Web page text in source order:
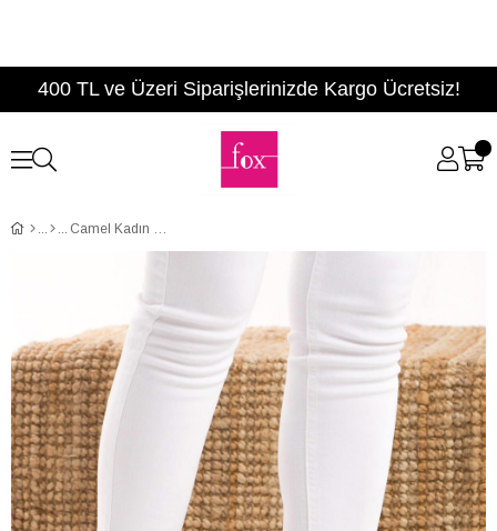
400 TL ve Üzeri Siparişlerinizde Kargo Ücretsiz!
Camel Kadın Topuklu Ayakkabı D922354302